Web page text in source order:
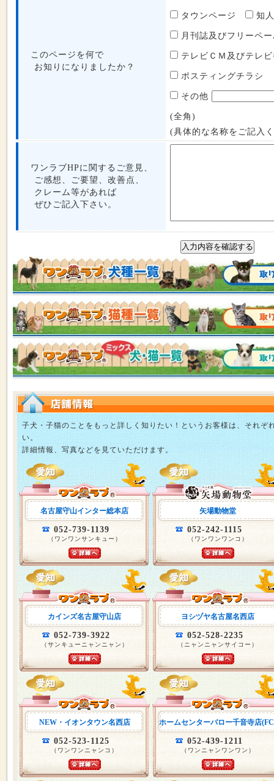
このページを何で
お知りになりましたか？
タウンページ 知
月刊誌及びフリー
テレビＣＭ及びテ
ポスティングチラシ
その他
(全角)
(具体的な名称をご記入
ワンラブHPに関するご意見、
ご感想、ご要望、改善点、
クレーム等があれば
ぜひご記入下さい。
子犬・子猫のことをもっと詳しく知りたい！というお客様は、それぞ
い。
詳細情報、写真などを見ていただけます。
名古屋守山インター総本店
052-739-1139
（ワンワンサンキュー）
矢場動物堂
052-242-1115
（ワンワンワンコ）
カインズ名古屋守山店
052-739-3922
（サンキューニャンニャン）
ヨシヅヤ名古屋名西店
052-528-2235
（ニャンニャンサイコー）
NEW・イオンタウン名西店
052-523-1125
（ワンワンニャンコ）
ホームセンターバロー千音寺店
052-439-1211
（ワンニャンワンワン）